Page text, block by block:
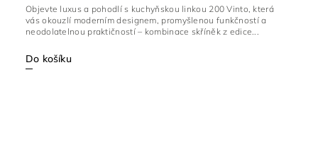
Do košíku
Objevte luxus a pohodlí s kuchyňskou linkou 200 Vinto, která
vás okouzlí moderním designem, promyšlenou funkčností a
neodolatelnou praktičností – kombinace skříněk z edice...